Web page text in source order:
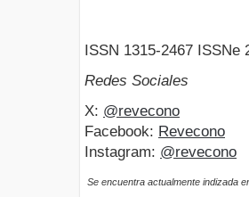
ISSN 1315-2467 ISSNe
Redes Sociales
X: @revecono
Facebook: Revecono
Instagram: @revecono
Se encuentra actualmente indizada